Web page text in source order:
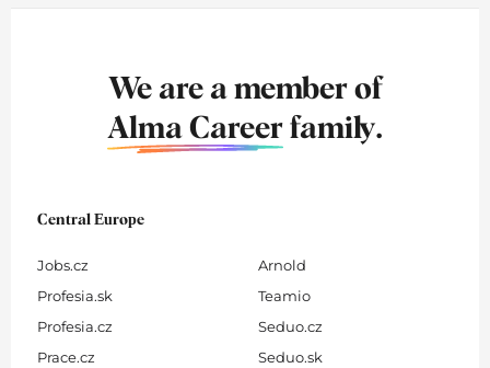
We are a member of
Alma Career family.
Central Europe
Jobs.cz
Profesia.sk
Profesia.cz
Prace.cz
Arnold
Teamio
Seduo.cz
Seduo.sk